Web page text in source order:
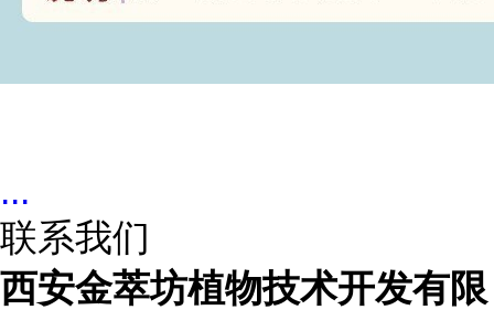
...
联系我们
西安金萃坊植物技术开发有限